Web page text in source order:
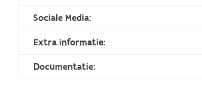
Sociale Media:
Extra informatie:
Documentatie: